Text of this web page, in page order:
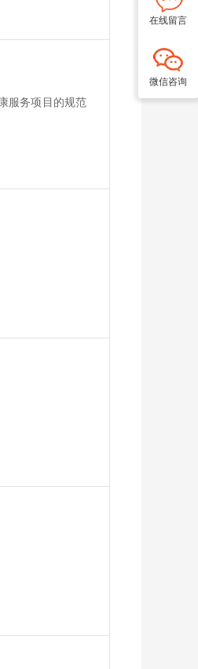
服务项目的规范
在线留言
微信咨询